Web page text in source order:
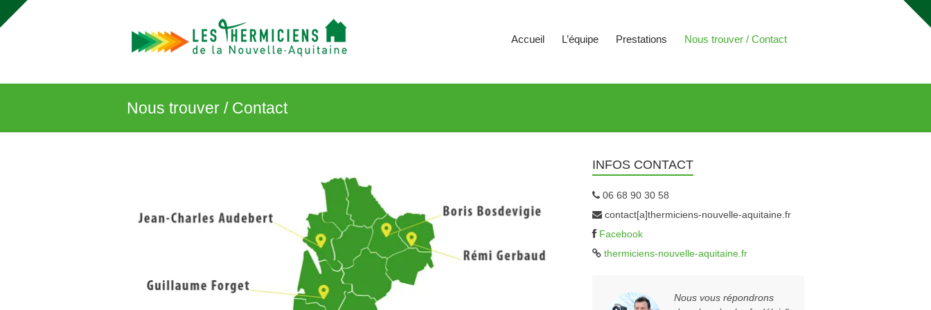
Thermiciens
Nouvelle-
Aquitaine
en
Accueil L’équipe Prestations Nous trouver / Contact
Nous trouver / Contact
INFOS CONTACT
06 68 90 30 58
contact[a]thermiciens-nouvelle-aquitaine.fr
Facebook
thermiciens-nouvelle-aquitaine.fr
Nous vous répondrons